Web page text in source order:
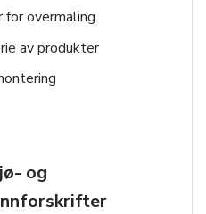
for overmaling
av produkter
og